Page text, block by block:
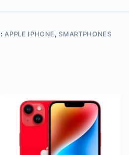
APPLE IPHONE, SMARTPHONES